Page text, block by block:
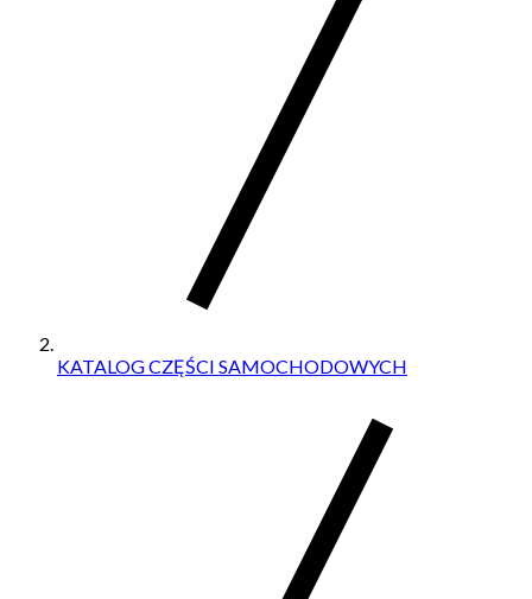
KATALOG CZĘŚCI SAMOCHODOWYCH